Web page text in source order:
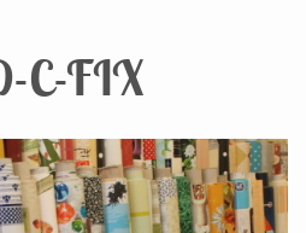
C-FIX